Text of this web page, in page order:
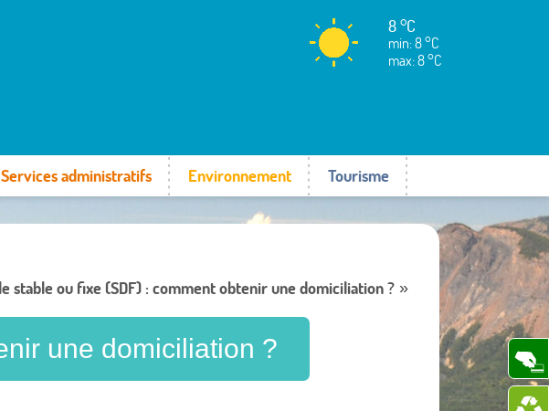
8 °C
min: 8 °C
max: 8 °C
Services administratifs Environnement Tourisme
stable ou fixe (SDF) : comment obtenir une domiciliation ? »
une domiciliation ?